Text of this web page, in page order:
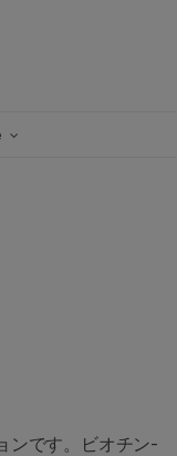
ンです。ビオチン-